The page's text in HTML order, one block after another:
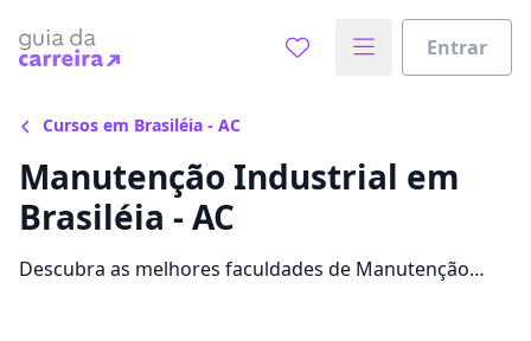
Entrar
Cursos em Brasiléia - AC
Manutenção Industrial em
Brasiléia - AC
Descubra as melhores faculdades de Manutenção